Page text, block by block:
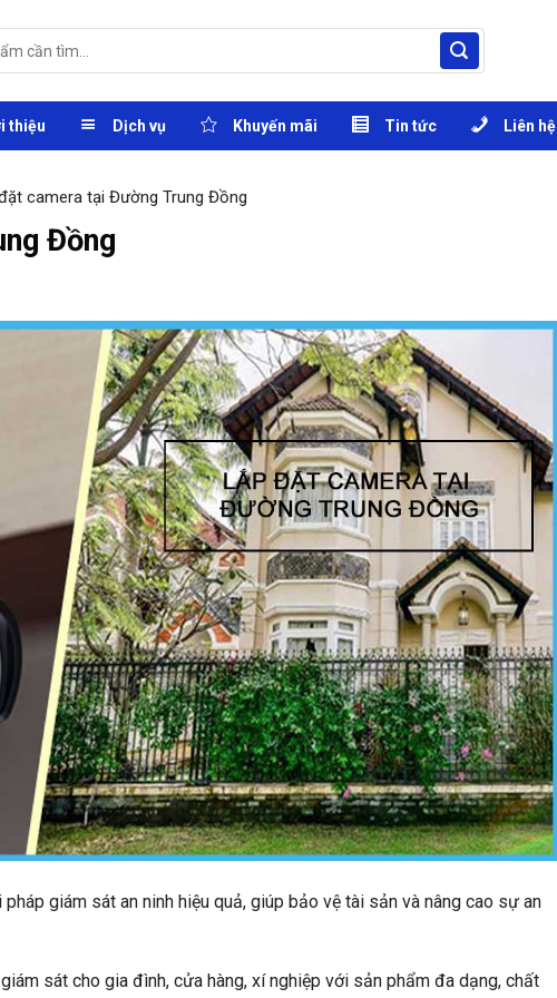
thiệu Dịch vụ Khuyến mãi Tin tức Liên hệ
camera tại Đường Trung Đồng
Đồng
giám sát an ninh hiệu quả, giúp bảo vệ tài sản và nâng cao sự an
sát cho gia đình, cửa hàng, xí nghiệp với sản phẩm đa dạng, chất